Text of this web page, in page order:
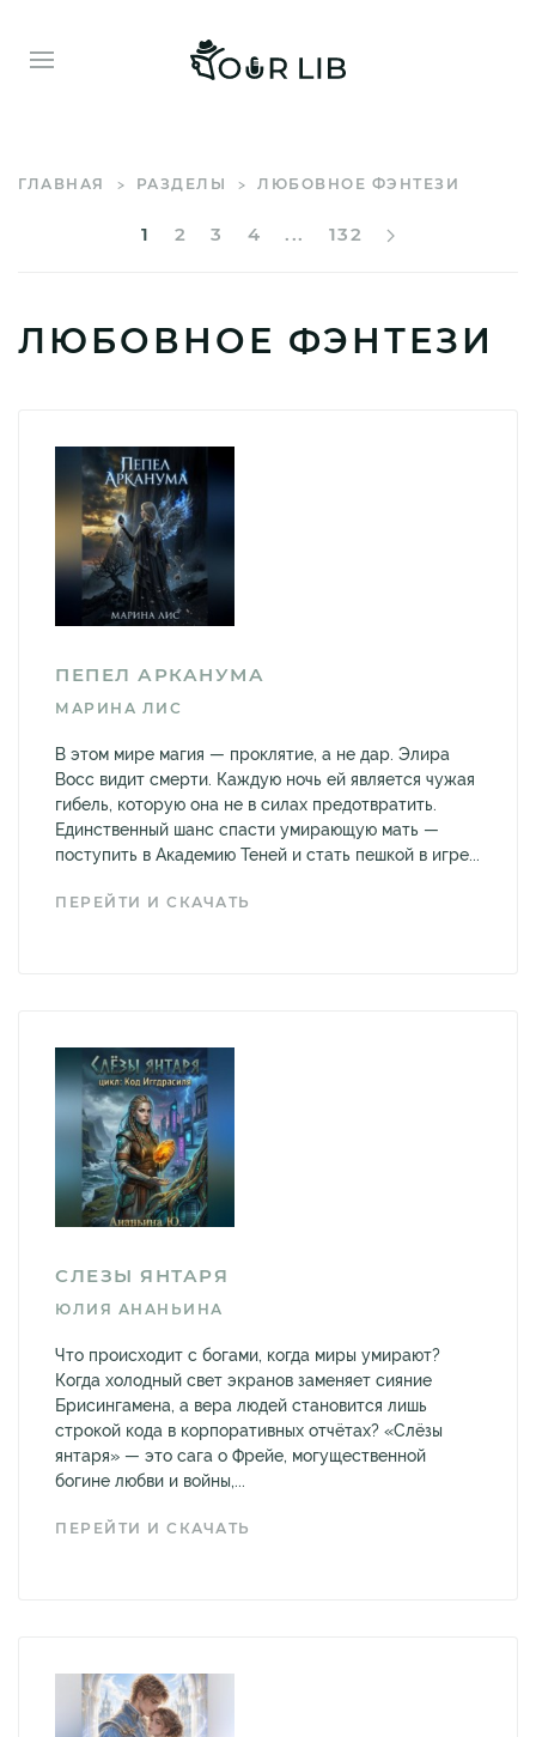
ГЛАВНАЯ РАЗДЕЛЫ ЛЮБОВНОЕ ФЭНТЕЗИ
1 2 3 4 ... 132
ЛЮБОВНОЕ ФЭНТЕЗИ
ПЕПЕЛ АРКАНУМА
МАРИНА ЛИС
В этом мире магия — проклятие, а не дар. Элира
Восс видит смерти. Каждую ночь ей является чужая
гибель, которую она не в силах предотвратить.
Единственный шанс спасти умирающую мать —
поступить в Академию Теней и стать пешкой в игре...
ПЕРЕЙТИ И СКАЧАТЬ
СЛЕЗЫ ЯНТАРЯ
ЮЛИЯ АНАНЬИНА
Что происходит с богами, когда миры умирают?
Когда холодный свет экранов заменяет сияние
Брисингамена, а вера людей становится лишь
строкой кода в корпоративных отчётах? «Слёзы
янтаря» — это сага о Фрейе, могущественной
богине любви и войны,...
ПЕРЕЙТИ И СКАЧАТЬ